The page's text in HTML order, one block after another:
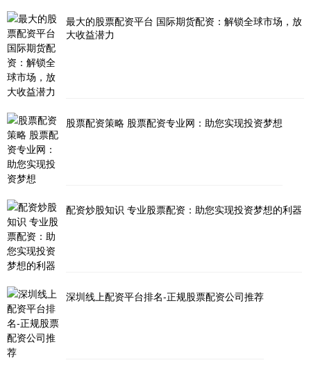
最大的股票配资平台 国际期货配资：解锁全球市场，放
大收益潜力
股票配资策略 股票配资专业网：助您实现投资梦想
配资炒股知识 专业股票配资：助您实现投资梦想的利器
深圳线上配资平台排名-正规股票配资公司推荐